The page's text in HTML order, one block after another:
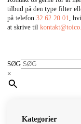
tilbud på den type filter
på telefon 32 62 20 01,
at skrive til
SØG
×